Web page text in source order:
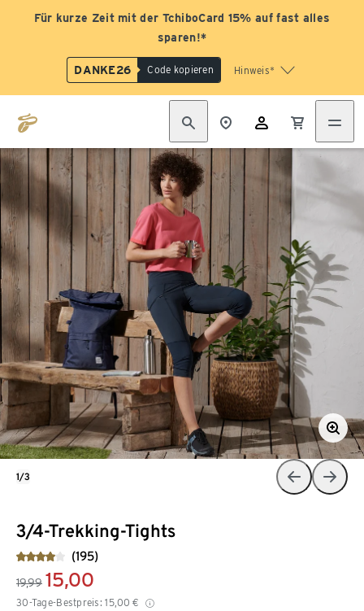
Für kurze Zeit mit der TchiboCard 15% auf fast alles
sparen!*
DANKE26 Code kopieren Hinweis*
3/4-Trekking-Tights
(195)
19,99 15,00
30-Tage-Bestpreis: 15,00 €
1/3